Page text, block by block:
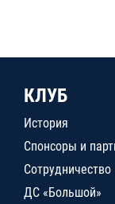
КЛУБ
История
Спонсоры и
Сотрудничество
ДС «Большой»